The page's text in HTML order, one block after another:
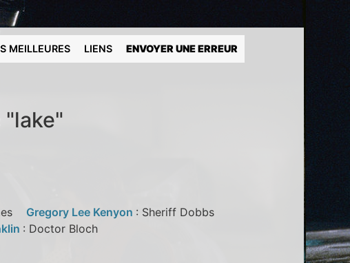
MEILLEURES LIENS ENVOYER UNE ERREUR
"lake"
Gregory Lee Kenyon : Sheriff Dobbs
: Doctor Bloch